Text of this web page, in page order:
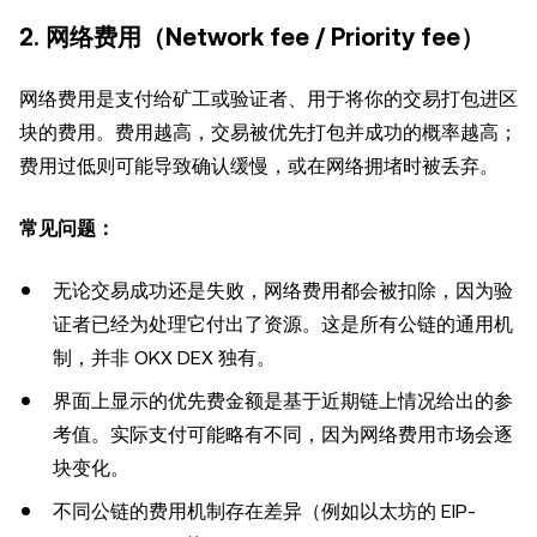
2. 网络费用（Network fee / Priority fee）
网络费用是支付给矿工或验证者、用于将你的交易打包进区
块的费用。费用越高，交易被优先打包并成功的概率越高；
费用过低则可能导致确认缓慢，或在网络拥堵时被丢弃。
常见问题：
无论交易成功还是失败，网络费用都会被扣除，因为验
证者已经为处理它付出了资源。这是所有公链的通用机
制，并非 OKX DEX 独有。
界面上显示的优先费金额是基于近期链上情况给出的参
考值。实际支付可能略有不同，因为网络费用市场会逐
块变化。
不同公链的费用机制存在差异（例如以太坊的 EIP-